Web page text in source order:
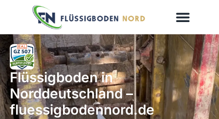
Flüssigboden in
Norddeutschland –
fluessigbodennord.de